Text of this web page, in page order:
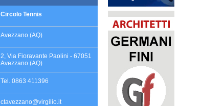
Circolo Tennis
Avezzano (AQ)
2, Via Fioravante Paolini - 67051
Avezzano (AQ)
Tel. 0863 411396
ctavezzano@virgilio.it